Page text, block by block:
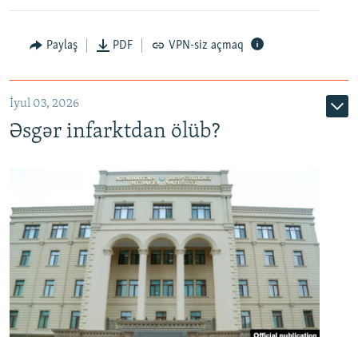
Auto 240p 360p 480p
720p 1080p
Paylaş PDF VPN-siz açmaq
İyul 03, 2026
Əsgər infarktdan ölüb?